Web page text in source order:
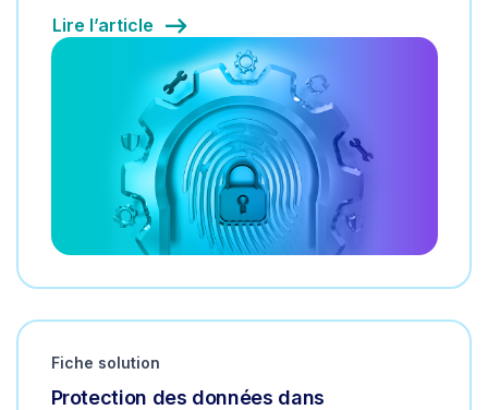
Lire l’article
Fiche solution
Protection des données dans